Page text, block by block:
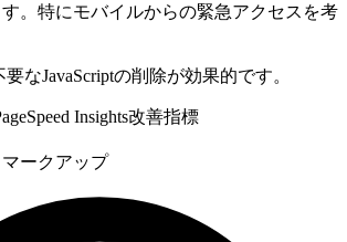
。特にモバイルからの緊急アクセスを考
なJavaScriptの削除が効果的です。
Insights改善指標
ークアップ